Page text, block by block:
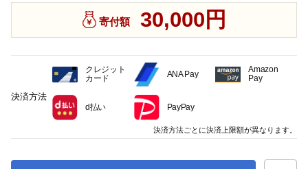
寄付額 30,000円
決済方法
クレジット
カード
ANA Pay
Amazon
Pay
d払い PayPay
決済方法ごとに決済上限額が異なります。